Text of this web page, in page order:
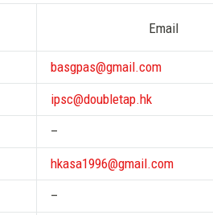
Email
basgpas@gmail.com
ipsc@doubletap.hk
–
hkasa1996@gmail.com
–